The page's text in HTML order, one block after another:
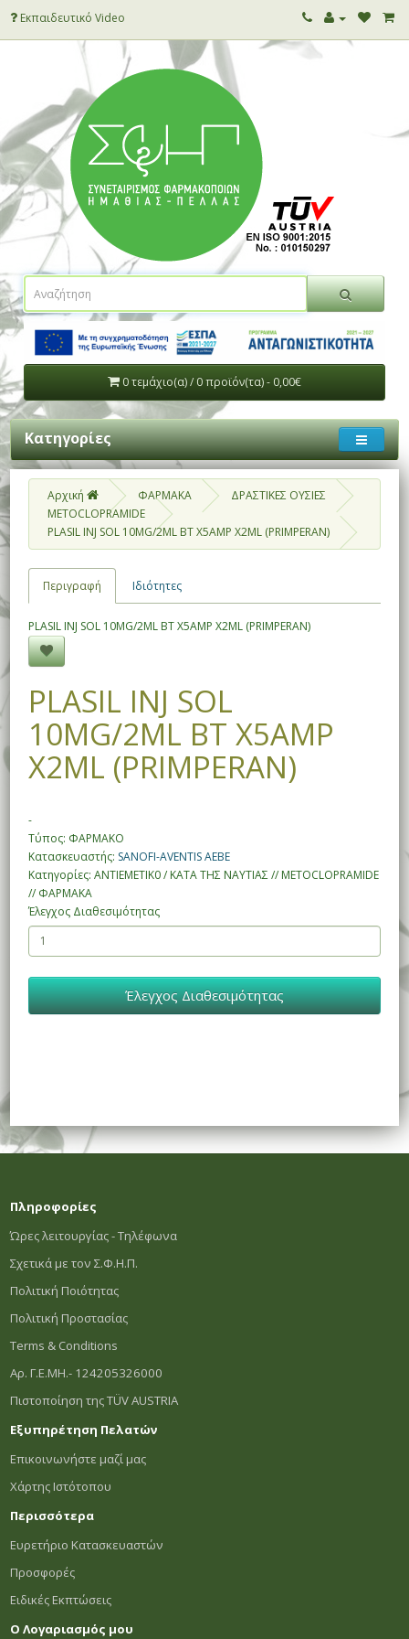
Εκπαιδευτικό Video
0 τεμάχιο(α) / 0 προϊόν(τα) - 0,00€
Κατηγορίες
Αρχική ΦΑΡΜΑΚΑ
ΔΡΑΣΤΙΚΕΣ ΟΥΣΙΕΣ
METOCLOPRAMIDE
PLASIL INJ SOL 10MG/2ML BT X5AMP X2ML (PRIMPERAN)
Περιγραφή Ιδιότητες
PLASIL INJ SOL 10MG/2ML BT X5AMP X2ML (PRIMPERAN)
PLASIL INJ SOL
10MG/2ML BT X5AMP
X2ML (PRIMPERAN)
-
Τύπος: ΦΑΡΜΑΚΟ
Κατασκευαστής: SANOFI-AVENTIS AEBE
Κατηγορίες: ΑΝΤΙΕΜΕΤΙΚ0 / ΚΑΤΑ ΤΗΣ ΝΑΥΤΙΑΣ // METOCLOPRAMIDE
// ΦΑΡΜΑΚΑ
Έλεγχος Διαθεσιμότητας
Έλεγχος Διαθεσιμότητας
Πληροφορίες
Ώρες λειτουργίας - Τηλέφωνα
Σχετικά με τον Σ.Φ.Η.Π.
Πολιτική Ποιότητας
Πολιτική Προστασίας
Terms & Conditions
Αρ. Γ.Ε.ΜΗ.- 124205326000
Πιστοποίηση της TÜV AUSTRIA
Εξυπηρέτηση Πελατών
Επικοινωνήστε μαζί μας
Χάρτης Ιστότοπου
Περισσότερα
Ευρετήριο Κατασκευαστών
Προσφορές
Ειδικές Εκπτώσεις
Ο Λογαριασμός μου